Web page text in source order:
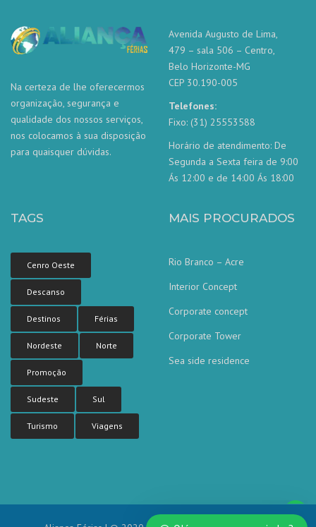
Na certeza de lhe oferecermos
organização, segurança e
qualidade dos nossos serviços,
nos colocamos à sua disposição
para quaisquer dúvidas.
Avenida Augusto de Lima,
479 – sala 506 – Centro,
Belo Horizonte-MG
CEP 30.190-005
Telefones:
Fixo: (31) 25553588
Horário de atendimento: De
Segunda a Sexta feira de 9:00
Ás 12:00 e de 14:00 Ás 18:00
TAGS
Cenro Oeste
Descanso
Destinos Férias
Nordeste Norte
Promoção
Sudeste Sul
Turismo Viagens
MAIS PROCURADOS
Rio Branco – Acre
Interior Concept
Corporate concept
Corporate Tower
Sea side residence
Nossa equipe de atendimento ao